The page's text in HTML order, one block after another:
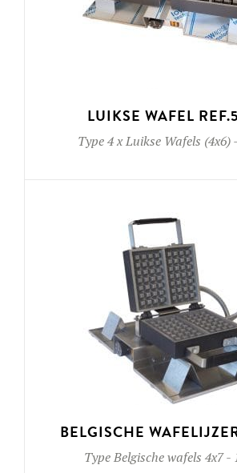
LUIKSE WAFEL
Type4 x Luikse Wafels (4x6)-
BELGISCHE
TypeBelgische wafels 4x7-